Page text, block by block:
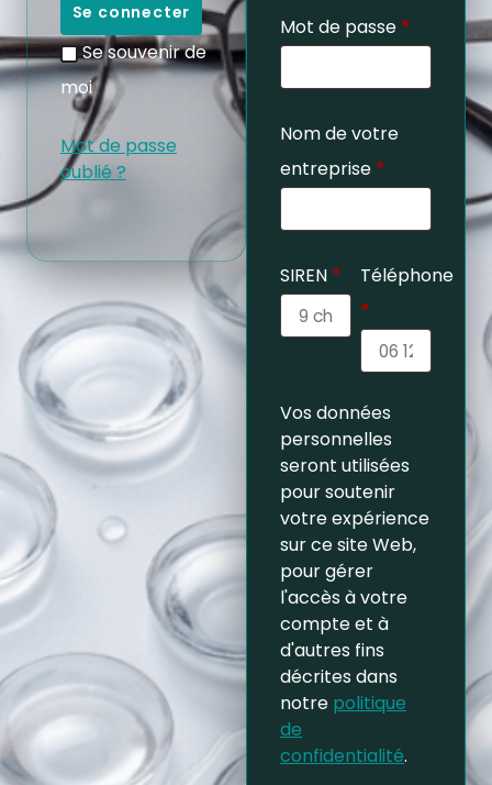
Se connecter
Se souvenir de
moi
Mot de passe
oublié ?
Mot de passe *
Nom de votre
entreprise *
SIREN *
Téléphone
*
Vos données
personnelles
seront utilisées
pour soutenir
votre expérience
sur ce site Web,
pour gérer
l'accès à votre
compte et à
d'autres fins
décrites dans
notre politique
de
confidentialité.